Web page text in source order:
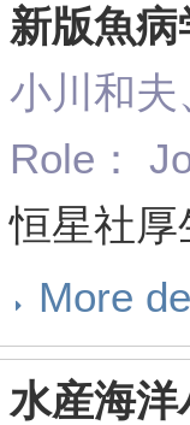
新版魚
小川和
Role：
恒星社
More
水産海